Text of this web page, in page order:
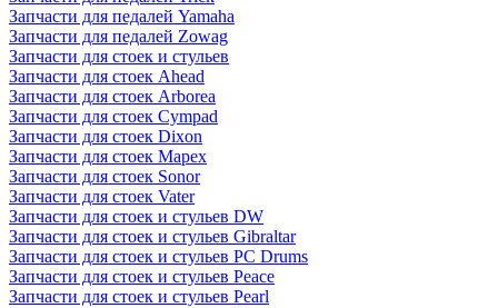
Запчасти для педалей Yamaha
Запчасти для педалей Zowag
Запчасти для стоек и стульев
Запчасти для стоек Ahead
Запчасти для стоек Arborea
Запчасти для стоек Cympad
Запчасти для стоек Dixon
Запчасти для стоек Mapex
Запчасти для стоек Sonor
Запчасти для стоек Vater
Запчасти для стоек и стульев DW
Запчасти для стоек и стульев Gibraltar
Запчасти для стоек и стульев PC Drums
Запчасти для стоек и стульев Peace
Запчасти для стоек и стульев Pearl